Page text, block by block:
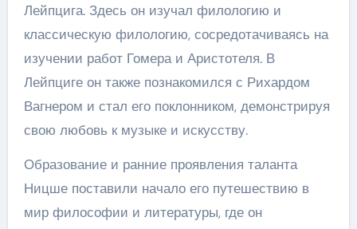
Лейпцига. Здесь он изучал филологию и
классическую филологию, сосредотачиваясь на
изучении работ Гомера и Аристотеля. В
Лейпциге он также познакомился с Рихардом
Вагнером и стал его поклонником, демонстрируя
свою любовь к музыке и искусству.
Образование и ранние проявления таланта
Ницше поставили начало его путешествию в
мир философии и литературы, где он